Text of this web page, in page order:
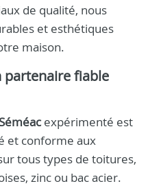
de qualité, nous
et esthétiques
maison.
partenaire fiable
expérimenté est
et conforme aux
tous types de toitures,
zinc ou bac acier.